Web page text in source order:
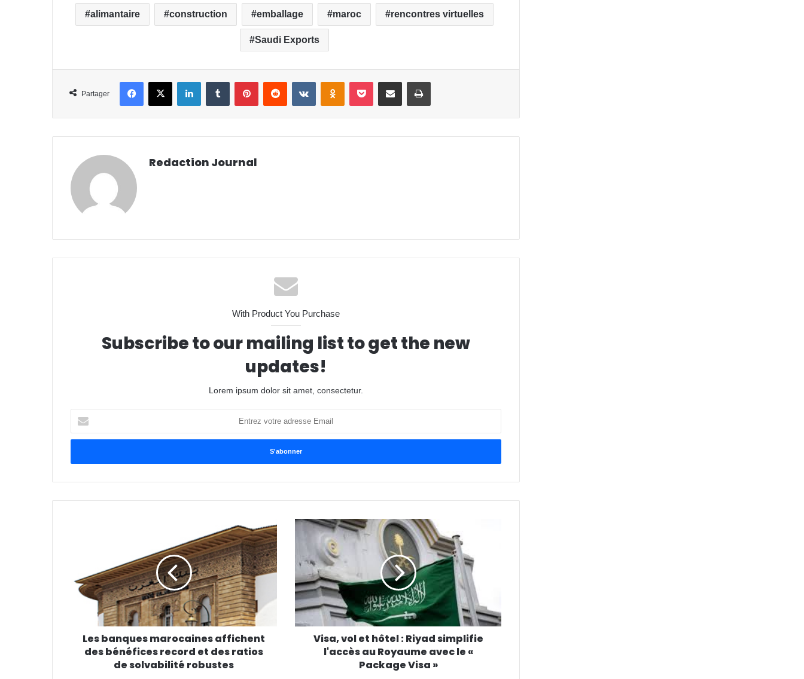
alimantaire construction emballage maroc rencontres virtuelles
Saudi Exports
Partager
Facebook
X LinkedinTumblr PinterestReddit VKontakteOdnoklassniki
Pocket Partager par email Imprimer
Redaction Journal
With Product You Purchase
Subscribe to our mailing list to get the new
updates!
Lorem ipsum dolor sit amet, consectetur.
votre
adresse
Les banques marocaines affichent
des bénéfices record et des ratios
de solvabilité robustes
Visa, vol et hôtel : Riyad simplifie
l'accès au Royaume avec le «
Package Visa »